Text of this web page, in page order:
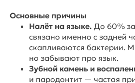
Основные причины
Налёт на языке. До 60%
связано именно с задней
скапливаются бактерии.
но забывают про язык.
Зубной камень и
и пародонтит — частая